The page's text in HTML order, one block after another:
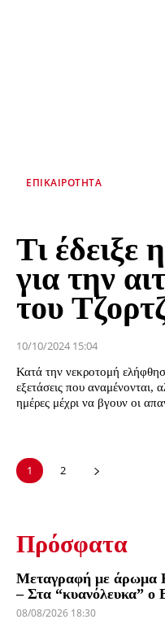
ΕΠΙΚΑΙΡΌΤΗΤΑ
Τι έδειξε
για την
του
10/10/2024 15:04
Κατά την νεκροτομή
εξετάσεις που αναμένονται,
ημέρες μέχρι να βγουν οι
1 2
Πρόσφατα
Μεταγραφή με άρωμα
– Στα “κυανόλευκα” ο
08/08/2026 18:30